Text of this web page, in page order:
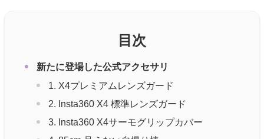
目次
新たに登場した公式アクセサリ
1. X4プレミアムレンズガード
2. Insta360 X4 標準レンズガード
3. Insta360 X4サーモグリップカバー